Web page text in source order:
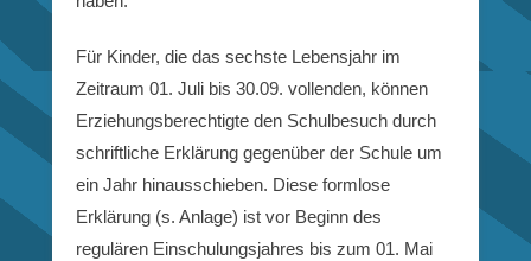
Für Kinder, die das sechste Lebensjahr im
Zeitraum 01. Juli bis 30.09. vollenden, können
Erziehungsberechtigte den Schulbesuch durch
schriftliche Erklärung gegenüber der Schule um
ein Jahr hinausschieben. Diese formlose
Erklärung (s. Anlage) ist vor Beginn des
regulären Einschulungsjahres bis zum 01. Mai